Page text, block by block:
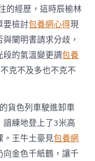
的經歷，這時辰榆林
要檢討包養網心得現
闡明書請求分歧，
段的氣溫變更調包養
不克不及多也不克不
貨色列車駛進卸車
練地登上了3米高
。王牛土豪見包養網
金色千紙鶴，讓千